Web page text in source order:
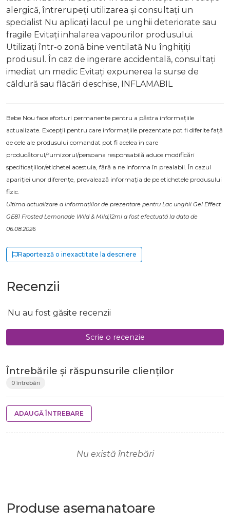
alergică, întrerupeți utilizarea și consultați un
specialist Nu aplicați lacul pe unghii deteriorate sau
fragile Evitați inhalarea vapourilor produsului.
Utilizați într-o zonă bine ventilată Nu înghițiți
produsul. În caz de ingerare accidentală, consultați
imediat un medic Evitați expunerea la surse de
căldură sau flăcări deschise, INFLAMABIL
Bebe Nou face eforturi permanente pentru a păstra informațiile
actualizate. Excepții pentru care informațiile prezentate pot fi diferite față
de cele ale produsului comandat pot fi acelea în care
producătorul/furnizorul/persoana responsabilă aduce modificări
specificațiilor/etichetei acestuia, fără a ne informa în prealabil. În cazul
apariției unor diferențe, prevalează informația de pe etichetele produsului
fizic.
Ultima actualizare a informațiilor de prezentare pentru Lac unghii Gel Effect
GE81 Frosted Lemonade Wild & Mild,12ml a fost efectuată la data de
06.08.2026
Raportează o inexactitate la descriere
Recenzii
Nu au fost găsite recenzii
Scrie o recenzie
Întrebările și răspunsurile clienților
0 întrebări
ADAUGĂ ÎNTREBARE
Nu există întrebări
Produse asemanatoare